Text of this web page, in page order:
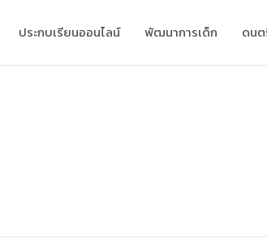
ประกบเรียนออนไลน์ พัฒนาการเด็ก ดน